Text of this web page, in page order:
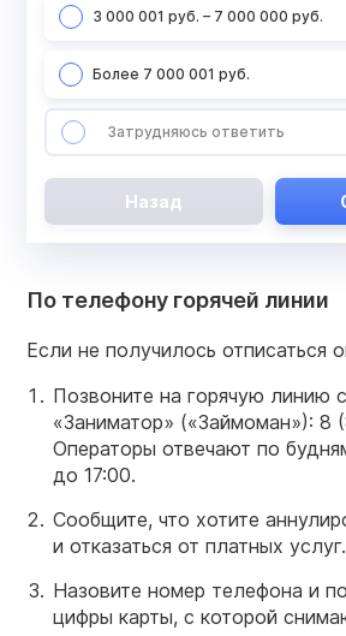
3 000 001 руб. – 7 000 000 руб.
Более 7 000 001 руб.
Затрудняюсь ответить
Назад
По телефону горячей линии
Если не получилось отписаться
Позвоните на горячую линию
«Заниматор» («Займоман»): 8
Операторы отвечают по
до 17:00.
Сообщите, что хотите
и отказаться от платных услуг.
Назовите номер телефона и
цифры карты, с которой